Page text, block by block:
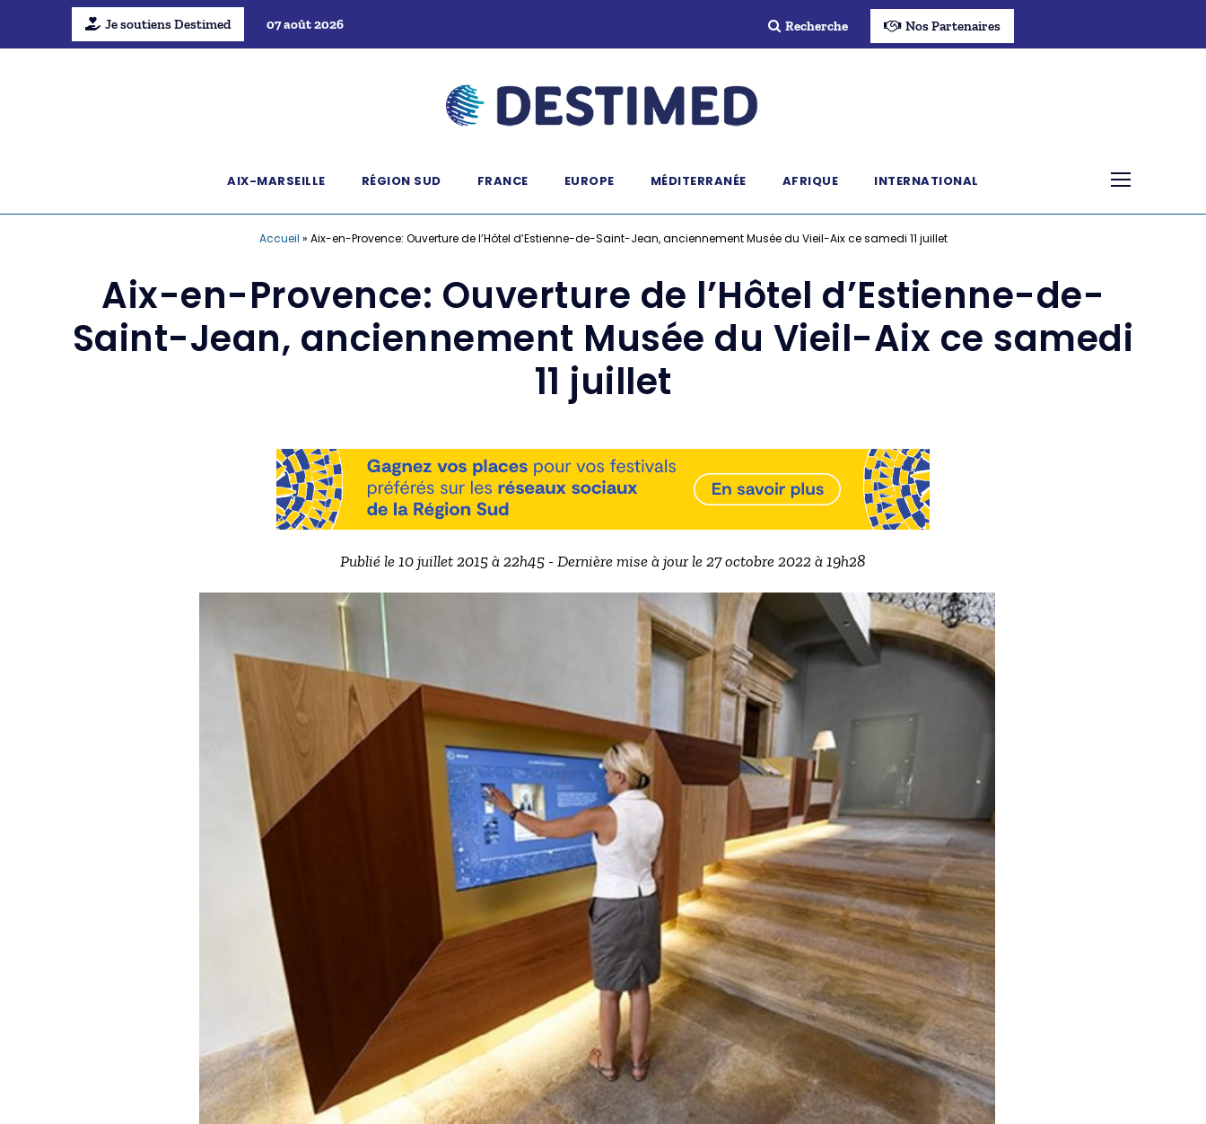
Je soutiens Destimed 07 août 2026 Recherche Nos Partenaires
AIX-MARSEILLE RÉGION SUD FRANCE EUROPE MÉDITERRANÉE AFRIQUE INTERNATIONAL
Accueil » Aix-en-Provence: Ouverture de l’Hôtel d’Estienne-de-Saint-Jean, anciennement Musée du Vieil-Aix ce samedi 11 juillet
Aix-en-Provence: Ouverture de l’Hôtel d’Estienne-de-
Saint-Jean, anciennement Musée du Vieil-Aix ce samedi
11 juillet
Publié le 10 juillet 2015 à 22h45 - Dernière mise à jour le 27 octobre 2022 à 19h28